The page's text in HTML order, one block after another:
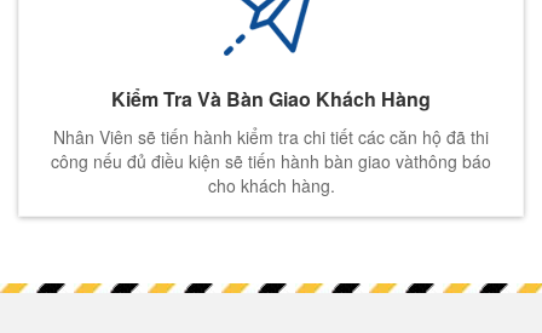
Kiểm Tra Và Bàn Giao Khách Hàng
Nhân Viên sẽ tiến hành kiểm tra chi tiết các căn hộ đã thi
công nếu đủ điều kiện sẽ tiến hành bàn giao vàthông báo
cho khách hàng.